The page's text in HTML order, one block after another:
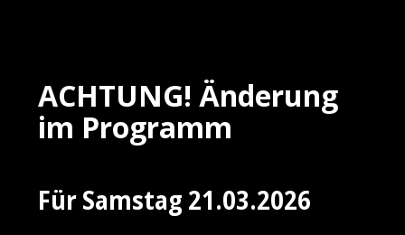
ACHTUNG! Änderung
im Programm
Für Samstag 21.03.2026